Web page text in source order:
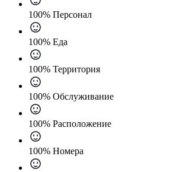
100% Персонал
100% Еда
100% Территория
100% Обслуживание
100% Расположение
100% Номера